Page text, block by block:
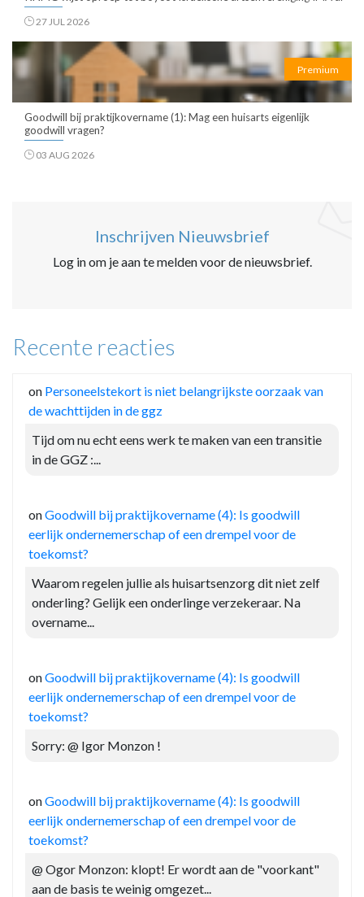
27 JUL 2026
Premium
Goodwill bij praktijkovername (1): Mag een huisarts eigenlijk
goodwill vragen?
03 AUG 2026
Inschrijven Nieuwsbrief
Log in om je aan te melden voor de nieuwsbrief.
Recente reacties
on Personeelstekort is niet belangrijkste oorzaak van
de wachttijden in de ggz
Tijd om nu echt eens werk te maken van een transitie
in de GGZ :...
onGoodwill bij praktijkovername (4): Is goodwill
eerlijk ondernemerschap of een drempel voor de
toekomst?
Waarom regelen jullie als huisartsenzorg dit niet zelf
onderling? Gelijk een onderlinge verzekeraar. Na
overname...
onGoodwill bij praktijkovername (4): Is goodwill
eerlijk ondernemerschap of een drempel voor de
toekomst?
Sorry: @ Igor Monzon !
onGoodwill bij praktijkovername (4): Is goodwill
eerlijk ondernemerschap of een drempel voor de
toekomst?
@ Ogor Monzon: klopt! Er wordt aan de "voorkant"
aan de basis te weinig omgezet...